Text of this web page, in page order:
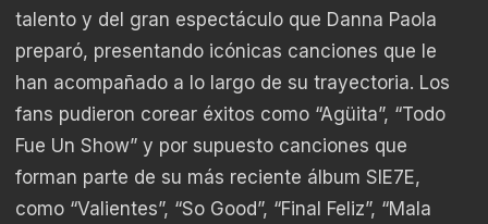
talento y del gran espectáculo que Danna Paola
preparó, presentando icónicas canciones que le
han acompañado a lo largo de su trayectoria. Los
fans pudieron corear éxitos como “Agüita”, “Todo
Fue Un Show” y por supuesto canciones que
forman parte de su más reciente álbum SIE7E,
como “Valientes”, “So Good”, “Final Feliz”, “Mala